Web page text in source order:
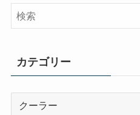
カテゴリー